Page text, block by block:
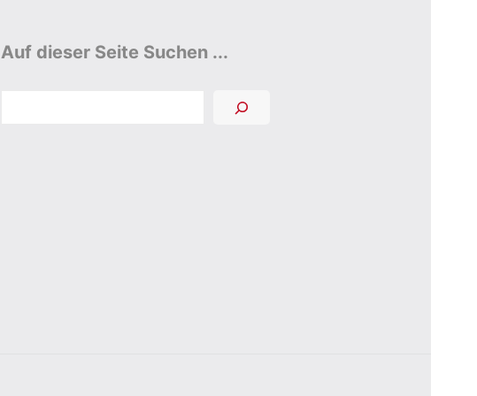
Auf dieser Seite Suchen ...